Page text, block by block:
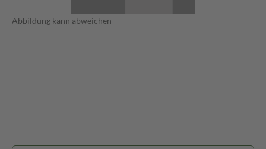
Abbildung kann abweichen